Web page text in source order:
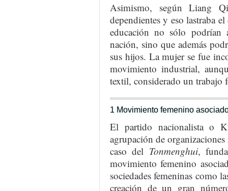
Asimismo, según Liang
dependientes y eso lastraba
educación no sólo
nación, sino que además
sus hijos. La mujer se fue
movimiento industrial,
textil, considerado un trabajo
1 Movimiento femenino
El partido nacionalista o
agrupación de
caso del Tonmenghui,
movimiento femenino
sociedades femeninas como
creación de un gran